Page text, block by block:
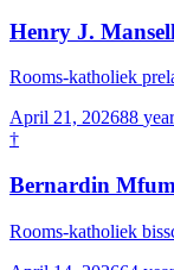
Henry J. Mansell
Rooms-katholiek
April 21, 202688
†
Bernardin
Rooms-katholiek